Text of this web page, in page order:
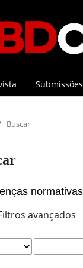
Submissões
Buscar
avançados